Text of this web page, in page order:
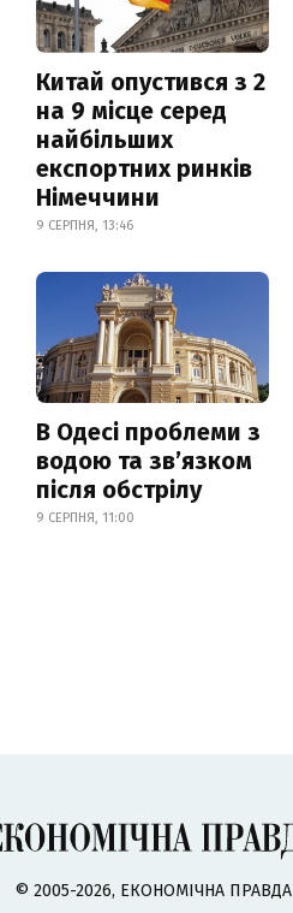
Китай опустився з 2
на 9 місце серед
найбільших
експортних ринків
Німеччини
9 СЕРПНЯ, 13:46
В Одесі проблеми з
водою та звʼязком
після обстрілу
9 СЕРПНЯ, 11:00
© 2005-2026, ЕКОНОМІЧНА ПРАВДА